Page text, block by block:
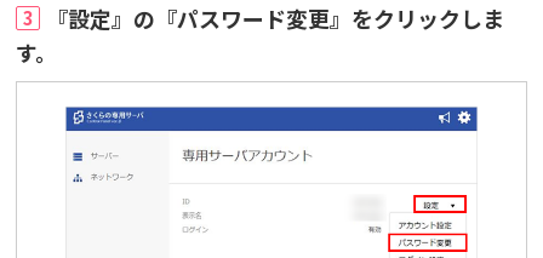
3
『設定』の『パスワード変更』をクリックしま
す。